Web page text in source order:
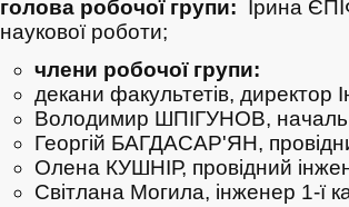
голова робочої групи: Ірина
наукової роботи;
члени робочої групи:
декани факультетів,
Володимир ШПІГУНОВ,
Георгій БАГДАСАР'ЯН,
Олена КУШНІР, провідний
Світлана Могила, інженер 1-ї